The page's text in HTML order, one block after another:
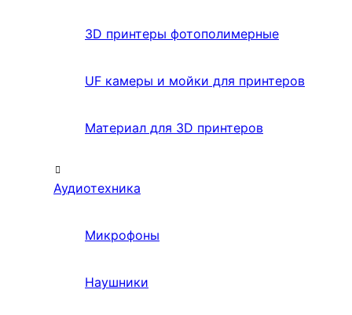
3D принтеры фотополимерные
UF камеры и мойки для принтеров
Материал для 3D принтеров
Аудиотехника
Микрофоны
Наушники